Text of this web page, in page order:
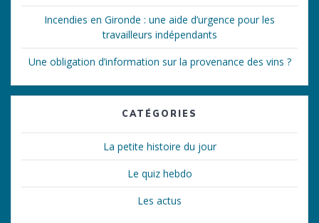
Incendies en Gironde : une aide d’urgence pour les
travailleurs indépendants
Une obligation d’information sur la provenance des vins ?
CATÉGORIES
La petite histoire du jour
Le quiz hebdo
Les actus